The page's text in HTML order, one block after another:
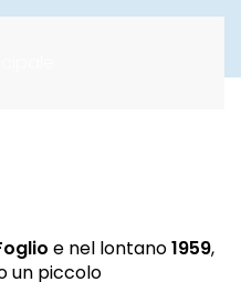
e nel lontano1959,
un piccolo